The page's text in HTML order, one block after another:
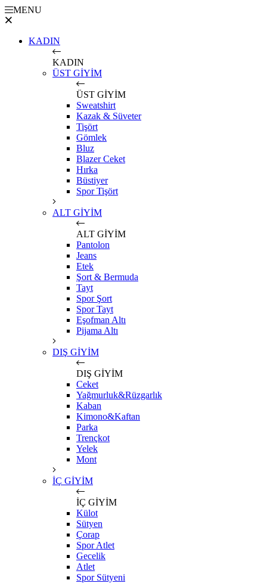
MENU
KADIN
KADIN
ÜST GİYİM
ÜST GİYİM
Sweatshirt
Kazak & Süveter
Tişört
Gömlek
Bluz
Blazer Ceket
Hırka
Büstiyer
Spor Tişört
ALT GİYİM
ALT GİYİM
Pantolon
Jeans
Etek
Şort & Bermuda
Tayt
Spor Şort
Spor Tayt
Eşofman Altı
Pijama Altı
DIŞ GİYİM
DIŞ GİYİM
Ceket
Yağmurluk&Rüzgarlık
Kaban
Kimono&Kaftan
Parka
Trençkot
Yelek
Mont
İÇ GİYİM
İÇ GİYİM
Külot
Sütyen
Çorap
Spor Atlet
Gecelik
Atlet
Spor Sütyeni